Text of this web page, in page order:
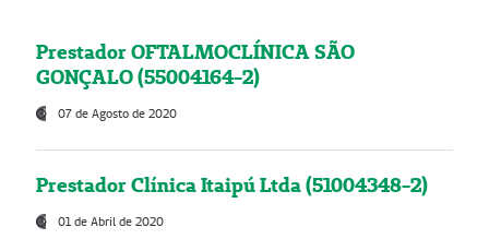
Prestador OFTALMOCLÍNICA SÃO
GONÇALO (55004164-2)
07 de Agosto de 2020
Prestador Clínica Itaipú Ltda (51004348-2)
01 de Abril de 2020